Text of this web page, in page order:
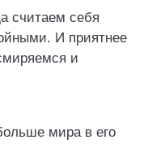
считаем себя
И приятнее
и
мира в его